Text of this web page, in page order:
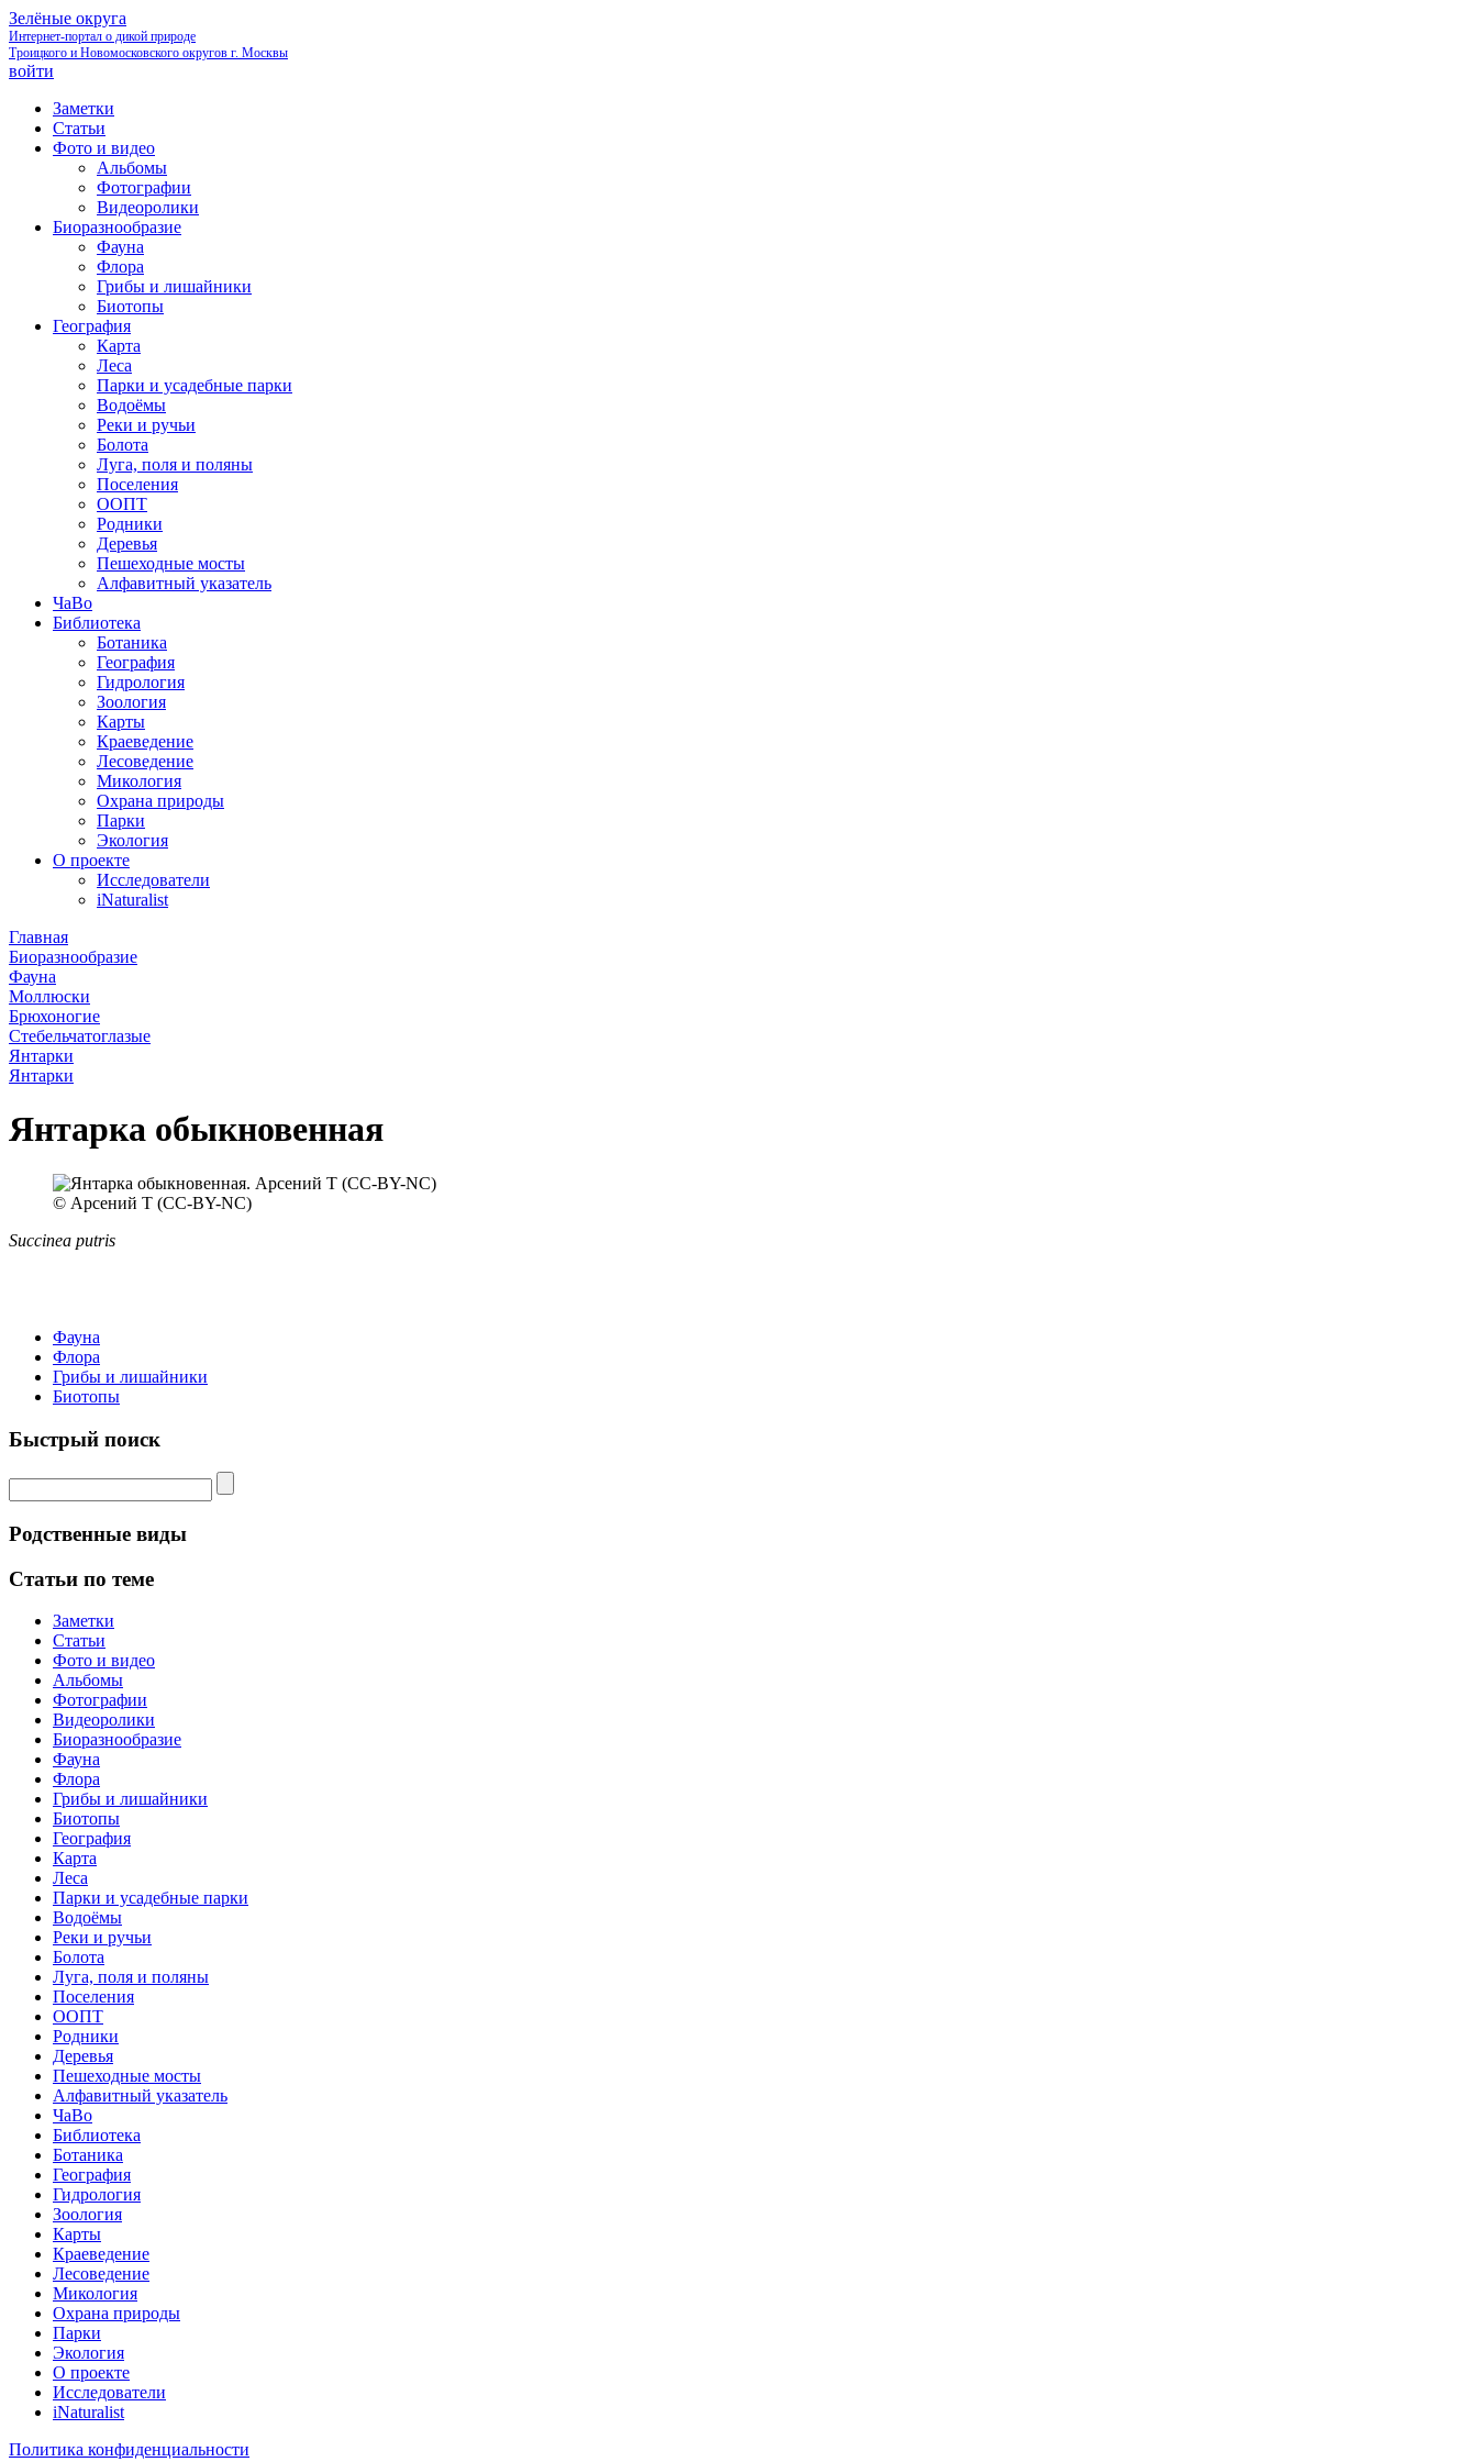
Зелёные округа
Интернет-портал о дикой природе
Троицкого и Новомосковского округов г. Москвы
войти
Заметки
Статьи
Фото и видео
Альбомы
Фотографии
Видеоролики
Биоразнообразие
Фауна
Флора
Грибы и лишайники
Биотопы
География
Карта
Леса
Парки и усадебные парки
Водоёмы
Реки и ручьи
Болота
Луга, поля и поляны
Поселения
ООПТ
Родники
Деревья
Пешеходные мосты
Алфавитный указатель
ЧаВо
Библиотека
Ботаника
География
Гидрология
Зоология
Карты
Краеведение
Лесоведение
Микология
Охрана природы
Парки
Экология
О проекте
Исследователи
iNaturalist
Главная
Биоразнообразие
Фауна
Моллюски
Брюхоногие
Стебельчатоглазые
Янтарки
Янтарки
Янтарка обыкновенная
© Арсений Т (CC-BY-NC)
Succinea putris
Фауна
Флора
Грибы и лишайники
Биотопы
Быстрый поиск
Родственные виды
Статьи по теме
Заметки
Статьи
Фото и видео
Альбомы
Фотографии
Видеоролики
Биоразнообразие
Фауна
Флора
Грибы и лишайники
Биотопы
География
Карта
Леса
Парки и усадебные парки
Водоёмы
Реки и ручьи
Болота
Луга, поля и поляны
Поселения
ООПТ
Родники
Деревья
Пешеходные мосты
Алфавитный указатель
ЧаВо
Библиотека
Ботаника
География
Гидрология
Зоология
Карты
Краеведение
Лесоведение
Микология
Охрана природы
Парки
Экология
О проекте
Исследователи
iNaturalist
Политика конфиденциальности